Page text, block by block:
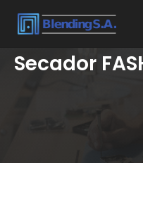
Secador